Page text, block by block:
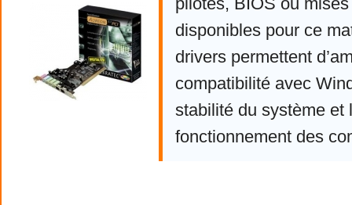
disponibles pour ce
drivers permettent
compatibilité avec
stabilité du système et
fonctionnement des